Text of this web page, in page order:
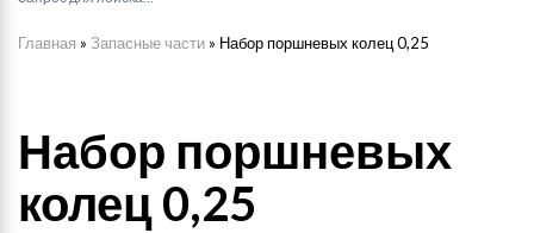
Главная » Запасные части » Набор поршневых колец 0,25
Набор поршневых
колец 0,25